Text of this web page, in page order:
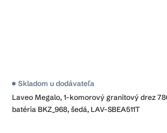
Laveo Megalo, 1-komorový granitový drez
batéria BKZ_968, šedá, LAV-SBEA511T
Skladom u dodávateľa